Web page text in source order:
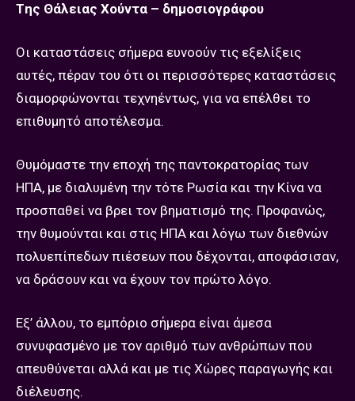
Tης Θάλειας Χούντα – δημοσιογράφου
Οι καταστάσεις σήμερα ευνοούν τις εξελίξεις
αυτές, πέραν του ότι οι περισσότερες καταστάσεις
διαμορφώνονται τεχνηέντως, για να επέλθει το
επιθυμητό αποτέλεσμα.
Θυμόμαστε την εποχή της παντοκρατορίας των
ΗΠΑ, με διαλυμένη την τότε Ρωσία και την Κίνα να
προσπαθεί να βρει τον βηματισμό της. Προφανώς,
την θυμούνται και στις ΗΠΑ και λόγω των διεθνών
πολυεπίπεδων πιέσεων που δέχονται, αποφάσισαν,
να δράσουν και να έχουν τον πρώτο λόγο.
Εξ’ άλλου, το εμπόριο σήμερα είναι άμεσα
συνυφασμένο με τον αριθμό των ανθρώπων που
απευθύνεται αλλά και με τις Χώρες παραγωγής και
διέλευσης.